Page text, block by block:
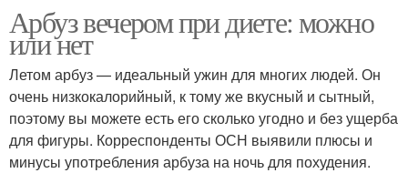
Арбуз вечером при диете: можно
или нет
Летом арбуз — идеальный ужин для многих людей. Он
очень низкокалорийный, к тому же вкусный и сытный,
поэтому вы можете есть его сколько угодно и без ущерба
для фигуры. Корреспонденты ОСН выявили плюсы и
минусы употребления арбуза на ночь для похудения.